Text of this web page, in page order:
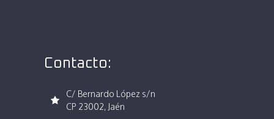
Contacto:
C/ Bernardo López s/n
CP 23002, Jaén